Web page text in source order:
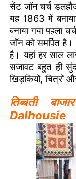
सेंट जॉन चर्च
यह 1863 में
बनाया गया पहला
जॉन को समर्पित
है। यहां हर साल
सजावट बहुत ही
खिड़कियों, चित्रों
तिब्बती
Dalhousie